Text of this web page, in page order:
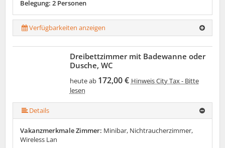
Belegung: 2 Personen
Verfügbarkeiten anzeigen
Dreibettzimmer mit Badewanne oder
Dusche, WC
heute ab 172,00 € Hinweis City Tax - Bitte
lesen
Details
Vakanzmerkmale Zimmer: Minibar, Nichtraucherzimmer,
Wireless Lan